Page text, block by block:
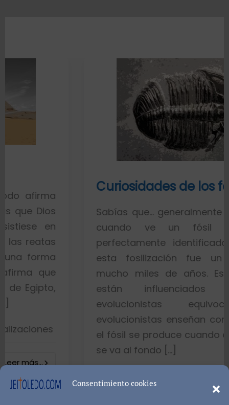
Consentimiento cookies
Curiosidades de los fósiles
Sabías que… generalmente toda la
cuando ve un fósil de un
perfectamente identificado piensa
esta fosilización fue un proceso
mucho miles de años. Esto es
están influenciados por
evolucionistas equivocadas.
evolucionistas enseñan con gráficos
el fósil se produce cuando el pez
se va al fondo […]